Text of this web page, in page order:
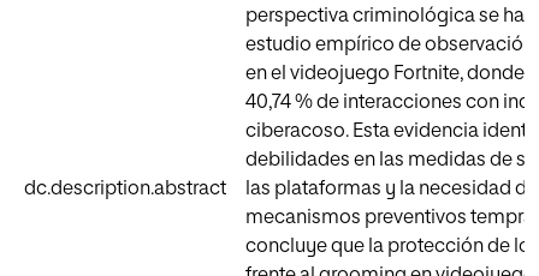
dc.description.abstract
perspectiva criminológica se ha
estudio empírico de
en el videojuego Fortnite, donde
40,74 % de interacciones con
ciberacoso. Esta evidencia
debilidades en las medidas de
las plataformas y la necesidad de
mecanismos preventivos
concluye que la protección de